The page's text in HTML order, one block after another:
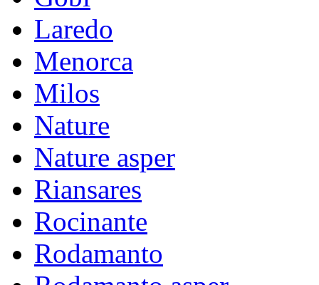
Laredo
Menorca
Milos
Nature
Nature asper
Riansares
Rocinante
Rodamanto